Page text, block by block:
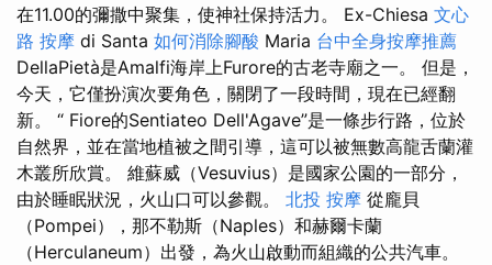
在11.00的彌撒中聚集，使神社保持活力。 Ex-Chiesa 文心
路 按摩 di Santa 如何消除腳酸 Maria 台中全身按摩推薦
DellaPietà是Amalfi海岸上Furore的古老寺廟之一。 但是，
今天，它僅扮演次要角色，關閉了一段時間，現在已經翻
新。 “ Fiore的Sentiateo Dell'Agave”是一條步行路，位於
自然界，並在當地植被之間引導，這可以被無數高龍舌蘭灌
木叢所欣賞。 維蘇威（Vesuvius）是國家公園的一部分，
由於睡眠狀況，火山口可以參觀。 北投 按摩 從龐貝
（Pompei），那不勒斯（Naples）和赫爾卡蘭
（Herculaneum）出發，為火山啟動而組織的公共汽車。